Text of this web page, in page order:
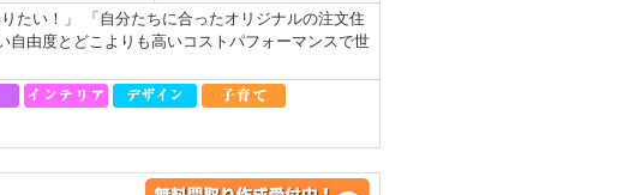
たい！」 「自分たちに合ったオリジナルの注文住
由度とどこよりも高いコストパフォーマンスで世